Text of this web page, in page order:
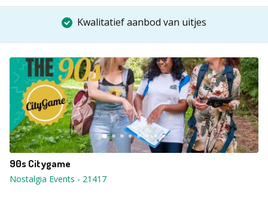
Kwalitatief aanbod van uitjes
90s Citygame
Nostalgia Events - 21417